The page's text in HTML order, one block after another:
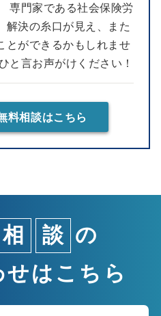
専門家である社会保険労
解決の糸口が見え、また
とができるかもしれませ
と言お声がけください！
料相談はこちら
相 談 の
はこちら